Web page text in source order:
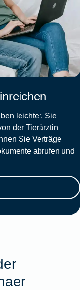
leichter. Sie
der Tierärztin
Sie Verträge
abrufen und